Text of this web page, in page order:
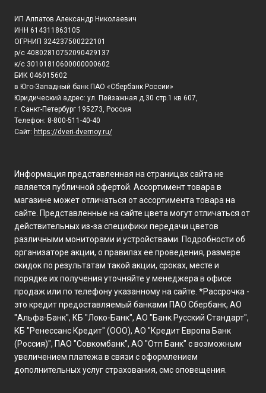
ИП Алпатов Александр Николаевич
ИНН 614311863105
ОГРНИП 324237500222101
р/с 40802810752090429137
к/с 30101810600000000602
БИК 046015602
в Юго-Западный банк ПАО «Сбербанк России»
Юридический адрес: ул. Пейзажная д.30 стр.1 кв 607,
г. Санкт-Петербург 195273, Россия
Телефон: 8-800-511-40-40
Сайт: https://dveri-dvernoy.ru/
Информация представленная на страницах сайта не
является публичной офертой. Ассортимент товара в
магазине может отличаться от ассортимента товара на
сайте. Представленные на сайте цвета могут отличаться от
действительных из-за специфики передачи цветов
различными мониторами и устройствами. Подробности об
организаторе акции, о правилах ее проведения, размере
скидок по результатам такой акции, сроках, месте и
порядке их получения уточняйте у менеджера в офисе
продаж или по телефону указанному на сайте. *Рассрочка -
это кредит предоставляемый банками ПАО Сбербанк, АО
"Альфа-Банк", КБ "Локо-Банк", АО "Банк Русский Стандарт",
КБ "Ренессанс Кредит" (ООО), АО "Кредит Европа Банк
(Россия)", ПАО "Совкомбанк", АО "Отп Банк" с возможным
увеличением платежа в связи с оформлением
дополнительных услуг страхования, смс оповещения.